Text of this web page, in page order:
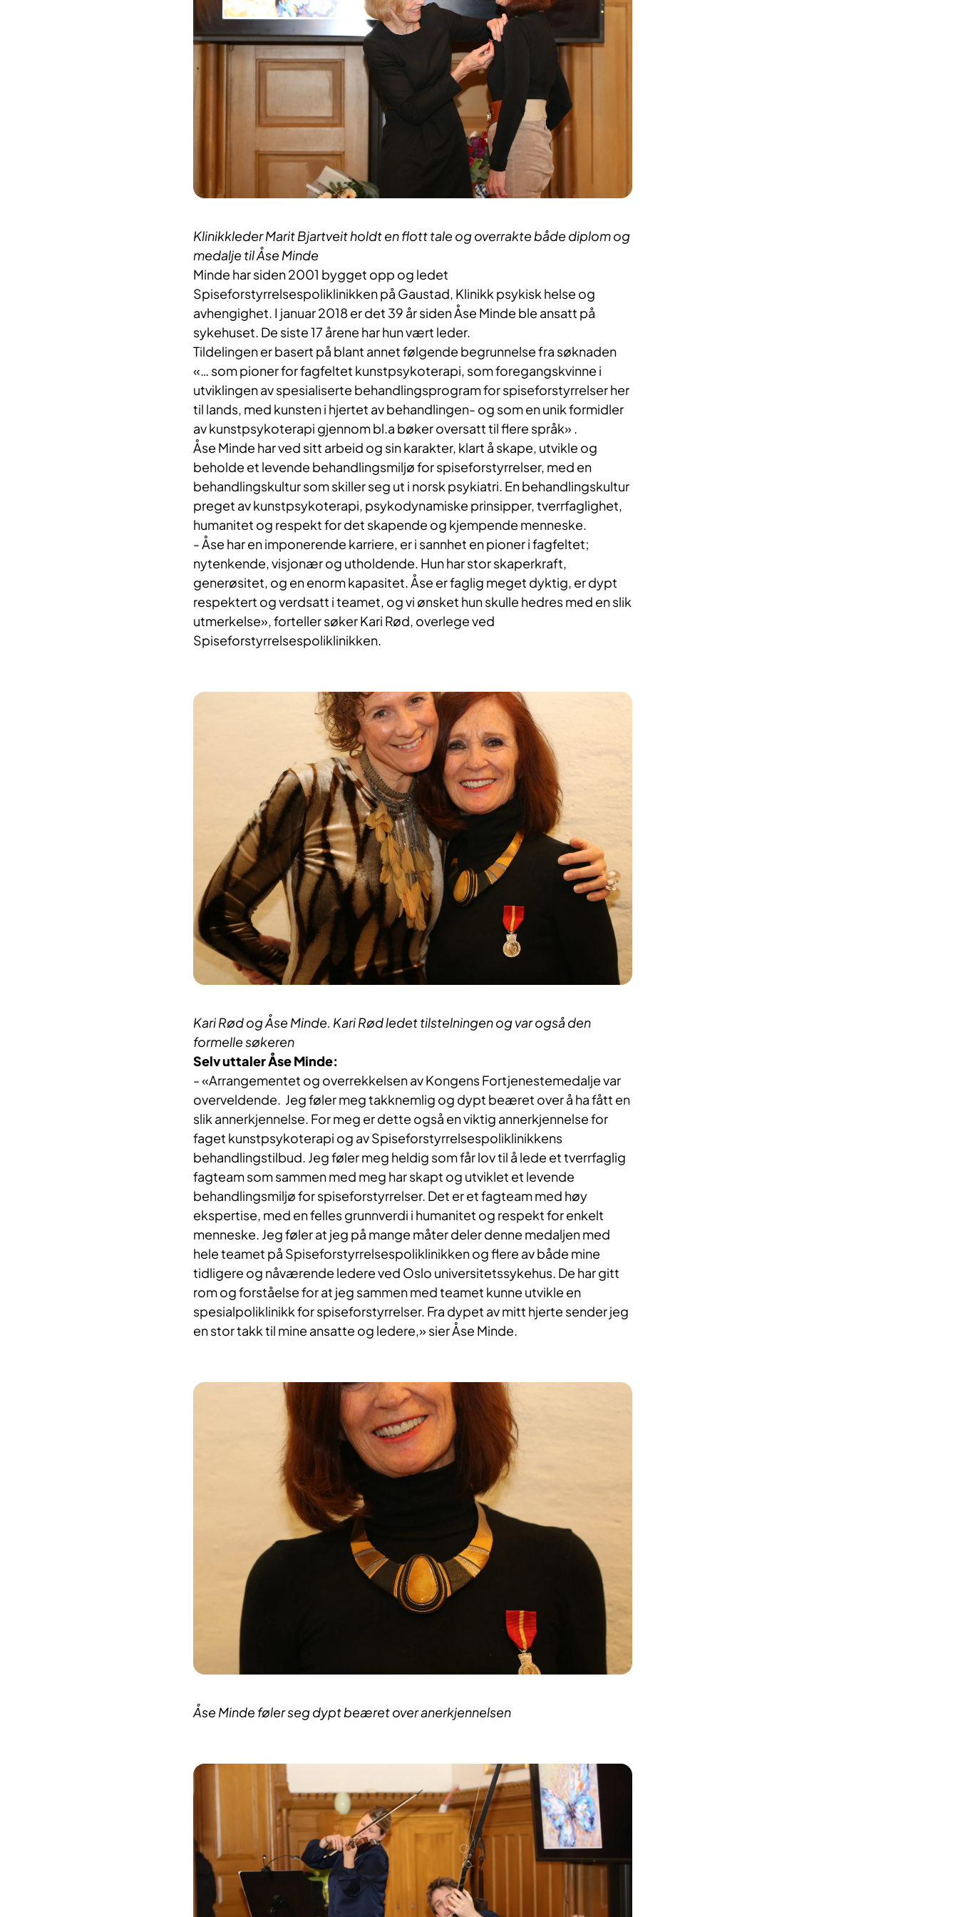
Klinikkleder Marit Bjartveit holdt en flott tale og overrakte både diplom og
medalje til Åse Minde
Minde har siden 2001 bygget opp og ledet
Spiseforstyrrelsespoliklinikken på Gaustad, Klinikk psykisk helse og
avhengighet. I januar 2018 er det 39 år siden Åse Minde ble ansatt på
sykehuset. De siste 17 årene har hun vært leder.
Tildelingen er basert på blant annet følgende begrunnelse fra søknaden
«… som pioner for fagfeltet kunstpsykoterapi, som foregangskvinne i
utviklingen av spesialiserte behandlingsprogram for spiseforstyrrelser her
til lands, med kunsten i hjertet av behandlingen- og som en unik formidler
av kunstpsykoterapi gjennom bl.a bøker oversatt til flere språk» .
Åse Minde har ved sitt arbeid og sin karakter, klart å skape, utvikle og
beholde et levende behandlingsmiljø for spiseforstyrrelser, med en
behandlingskultur som skiller seg ut i norsk psykiatri. En behandlingskultur
preget av kunstpsykoterapi, psykodynamiske prinsipper, tverrfaglighet,
humanitet og respekt for det skapende og kjempende menneske.
- Åse har en imponerende karriere, er i sannhet en pioner i fagfeltet;
nytenkende, visjonær og utholdende. Hun har stor skaperkraft,
generøsitet, og en enorm kapasitet. Åse er faglig meget dyktig, er dypt
respektert og verdsatt i teamet, og vi ønsket hun skulle hedres med en slik
utmerkelse», forteller søker Kari Rød, overlege ved
Spiseforstyrrelsespoliklinikken.
Kari Rød og Åse Minde. Kari Rød ledet tilstelningen og var også den
formelle søkeren
Selv uttaler Åse Minde:
- «Arrangementet og overrekkelsen av Kongens Fortjenestemedalje var
overveldende. Jeg føler meg takknemlig og dypt beæret over å ha fått en
slik annerkjennelse. For meg er dette også en viktig annerkjennelse for
faget kunstpsykoterapi og av Spiseforstyrrelsespoliklinikkens
behandlingstilbud. Jeg føler meg heldig som får lov til å lede et tverrfaglig
fagteam som sammen med meg har skapt og utviklet et levende
behandlingsmiljø for spiseforstyrrelser. Det er et fagteam med høy
ekspertise, med en felles grunnverdi i humanitet og respekt for enkelt
menneske. Jeg føler at jeg på mange måter deler denne medaljen med
hele teamet på Spiseforstyrrelsespoliklinikken og flere av både mine
tidligere og nåværende ledere ved Oslo universitetssykehus. De har gitt
rom og forståelse for at jeg sammen med teamet kunne utvikle en
spesialpoliklinikk for spiseforstyrrelser. Fra dypet av mitt hjerte sender jeg
en stor takk til mine ansatte og ledere,» sier Åse Minde.
Åse Minde føler seg dypt beæret over anerkjennelsen